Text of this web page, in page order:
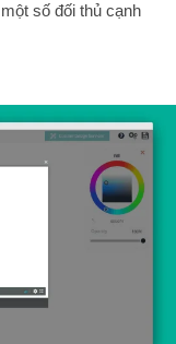
số đối thủ cạnh